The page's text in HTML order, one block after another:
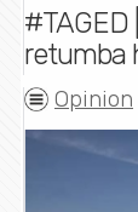
retumba
Opinion